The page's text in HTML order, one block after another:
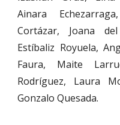
Ainara
Cortázar, Joana
Estíbaliz Royuela,
Faura, Maite
Rodríguez, Laura
Gonzalo Quesada.